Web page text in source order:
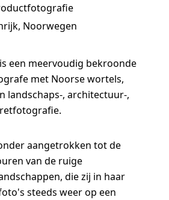
Noorwegen
is een meervoudig bekroonde
met Noorse wortels,
landschaps-, architectuur-,
aangetrokken tot de
van de ruige
die zij in haar
steeds weer op een